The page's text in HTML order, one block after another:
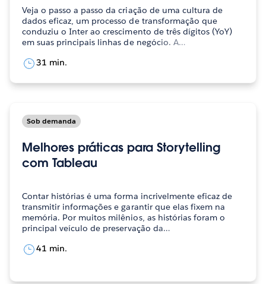
Veja o passo a passo da criação de uma cultura de
dados eficaz, um processo de transformação que
conduziu o Inter ao crescimento de três dígitos (YoY)
em suas principais linhas de negócio. A…
31 min.
Sob demanda
Melhores práticas para Storytelling
com Tableau
Contar histórias é uma forma incrivelmente eficaz de
transmitir informações e garantir que elas fixem na
memória. Por muitos milênios, as histórias foram o
principal veículo de preservação da…
41 min.